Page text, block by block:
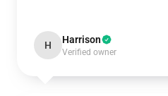
H Harrison
Verified owner